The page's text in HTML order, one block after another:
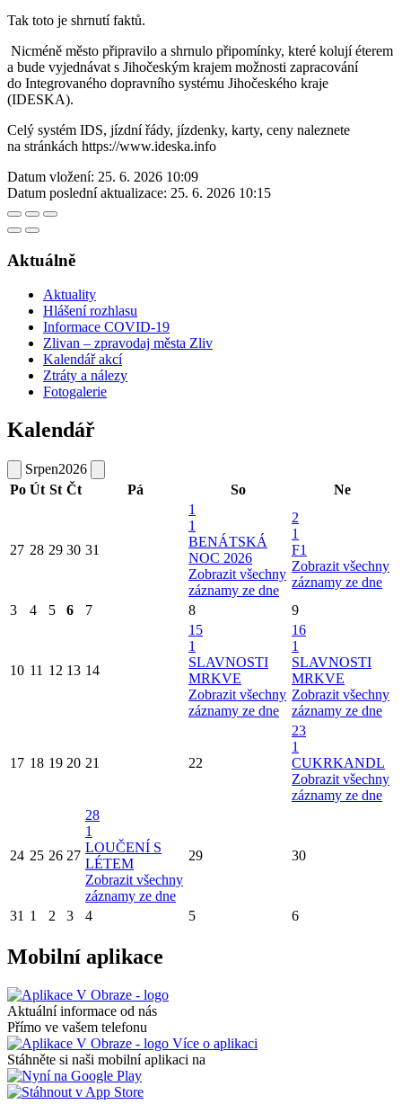
Tak toto je shrnutí faktů.
Nicméně město připravilo a shrnulo připomínky, které kolují éterem
a bude vyjednávat s Jihočeským krajem možnosti zapracování
do Integrovaného dopravního systému Jihočeského kraje
(IDESKA).
Celý systém IDS, jízdní řády, jízdenky, karty, ceny naleznete
na stránkách https://www.ideska.info
Datum vložení: 25. 6. 2026 10:09
Datum poslední aktualizace: 25. 6. 2026 10:15
Aktuálně
Aktuality
Hlášení rozhlasu
Informace COVID-19
Zlivan – zpravodaj města Zliv
Kalendář akcí
Ztráty a nálezy
Fotogalerie
Kalendář
Srpen2026
Po Út St Čt Pá So Ne
27 28 29 30 31
1
1
BENÁTSKÁ
NOC 2026
Zobrazit všechny
záznamy ze dne
2
1
F1
Zobrazit všechny
záznamy ze dne
3
4 5 6 7 8 9
10 11 12 13 14
15
1
SLAVNOSTI
MRKVE
Zobrazit všechny
záznamy ze dne
16
1
SLAVNOSTI
MRKVE
Zobrazit všechny
záznamy ze dne
17 18 19 20 21 22
23
1
CUKRKANDL
Zobrazit všechny
záznamy ze dne
24 25 26 27
28
1
LOUČENÍ S
LÉTEM
Zobrazit všechny
záznamy ze dne
29 30
31 1 2 3 4 5 6
Mobilní aplikace
Aktuální informace od nás
Přímo ve vašem telefonu
Více o aplikaci
Stáhněte si naši mobilní aplikaci na